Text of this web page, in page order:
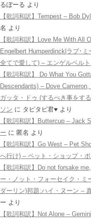
るぼーる より
【歌詞和訳】Tempest – Bob
名 より
【歌詞和訳】Love Me With All
Engelbert Humperdinck|ラブ･
全てで愛して) – エンゲルベル
【歌詞和訳】 Do What You
Descendants) – Dove
ガッタ・ドゥ (するべき事をす
ソン に タピタピ君♥️ より
【歌詞和訳】Buttercup – Jack
ー に 匿名 より
【歌詞和訳】Go West – Pet
へ行け) – ペット・ショップ・
【歌詞和訳】Do not forsake
ー・ノット・フォーセイク・ミ
ダーリン)邦題:ハイ・ヌーン –
ー より
【歌詞和訳】Not Alone –